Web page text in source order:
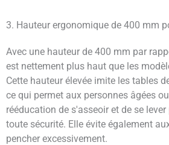
3. Hauteur ergonomique de 400 mm
Avec une hauteur de 400 mm par
est nettement plus haut que les
Cette hauteur élevée imite les tables
ce qui permet aux personnes âgées
rééducation de s'asseoir et de se
toute sécurité. Elle évite également
pencher excessivement.